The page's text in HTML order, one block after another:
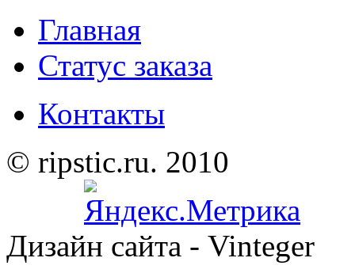
Главная
Статус заказа
Контакты
© ripstic.ru. 2010
Дизайн сайта - Vinteger